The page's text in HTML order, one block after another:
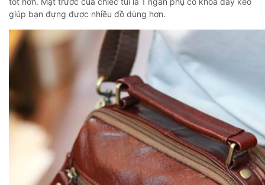
giúp bạn đựng được nhiều đồ dùng hơn.